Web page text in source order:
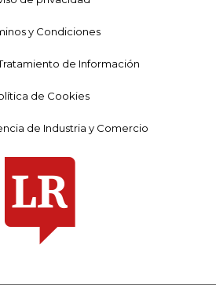
y Condiciones
de Información
de Cookies
de Industria y Comercio